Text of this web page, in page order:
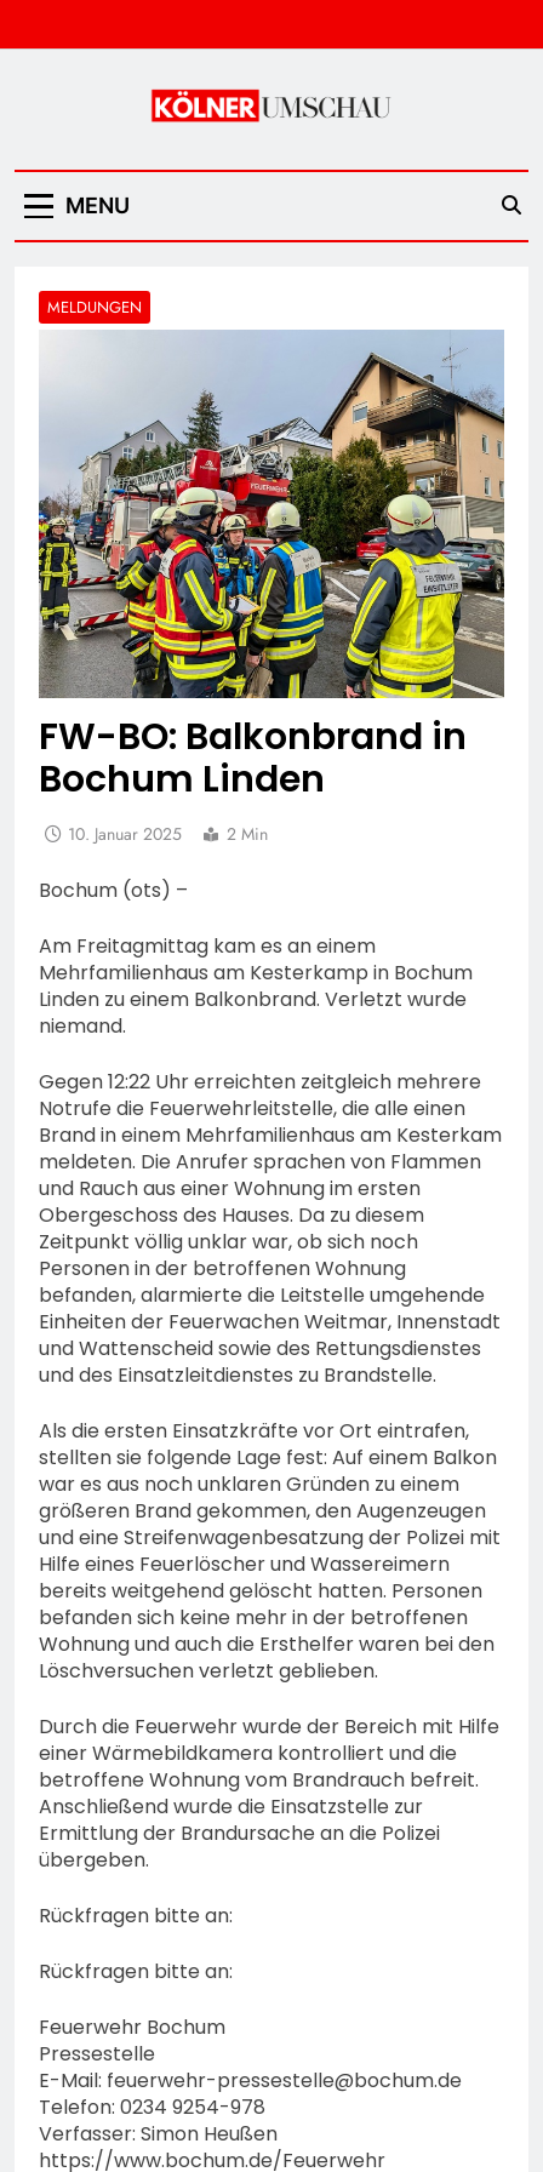
to
Kölner Umschau
MENU
MELDUNGEN
FW-BO: Balkonbrand in
Bochum Linden
10. Januar 2025 2 Min
Bochum (ots) –
Am Freitagmittag kam es an einem
Mehrfamilienhaus am Kesterkamp in Bochum
Linden zu einem Balkonbrand. Verletzt wurde
niemand.
Gegen 12:22 Uhr erreichten zeitgleich mehrere
Notrufe die Feuerwehrleitstelle, die alle einen
Brand in einem Mehrfamilienhaus am Kesterkam
meldeten. Die Anrufer sprachen von Flammen
und Rauch aus einer Wohnung im ersten
Obergeschoss des Hauses. Da zu diesem
Zeitpunkt völlig unklar war, ob sich noch
Personen in der betroffenen Wohnung
befanden, alarmierte die Leitstelle umgehende
Einheiten der Feuerwachen Weitmar, Innenstadt
und Wattenscheid sowie des Rettungsdienstes
und des Einsatzleitdienstes zu Brandstelle.
Als die ersten Einsatzkräfte vor Ort eintrafen,
stellten sie folgende Lage fest: Auf einem Balkon
war es aus noch unklaren Gründen zu einem
größeren Brand gekommen, den Augenzeugen
und eine Streifenwagenbesatzung der Polizei mit
Hilfe eines Feuerlöscher und Wassereimern
bereits weitgehend gelöscht hatten. Personen
befanden sich keine mehr in der betroffenen
Wohnung und auch die Ersthelfer waren bei den
Löschversuchen verletzt geblieben.
Durch die Feuerwehr wurde der Bereich mit Hilfe
einer Wärmebildkamera kontrolliert und die
betroffene Wohnung vom Brandrauch befreit.
Anschließend wurde die Einsatzstelle zur
Ermittlung der Brandursache an die Polizei
übergeben.
Rückfragen bitte an:
Rückfragen bitte an:
Feuerwehr Bochum
Pressestelle
E-Mail: feuerwehr-pressestelle@bochum.de
Telefon: 0234 9254-978
Verfasser: Simon Heußen
https://www.bochum.de/Feuerwehr